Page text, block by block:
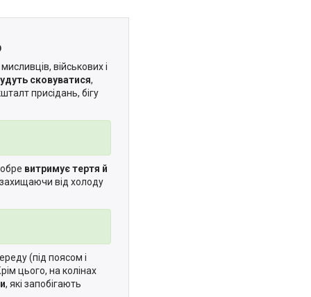
військових і
сковуватися,
присідань, бігу
витримує тертя й
захищаючи від холоду
(під поясом і
цього, на колінах
, які запобігають